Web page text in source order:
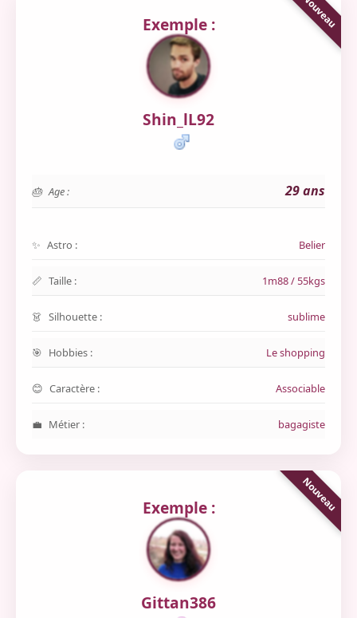
Exemple :
Shin_lL92
Age : 29 ans
Astro : Belier
Taille : 1m88 / 55kgs
Silhouette : sublime
Hobbies : Le shopping
Caractère : Associable
Métier : bagagiste
Exemple :
Gittan386